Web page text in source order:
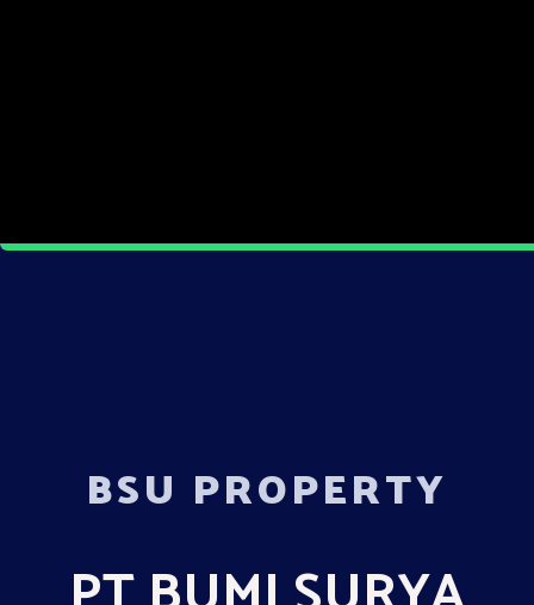
BSU PROPERTY